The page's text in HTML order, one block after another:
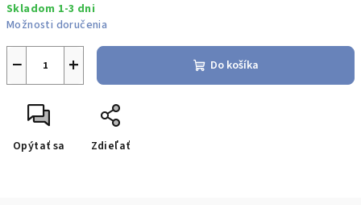
cena:
Skladom 1-3 dni
Možnosti doručenia
+
− Do košíka
Opýtať sa Zdieľať